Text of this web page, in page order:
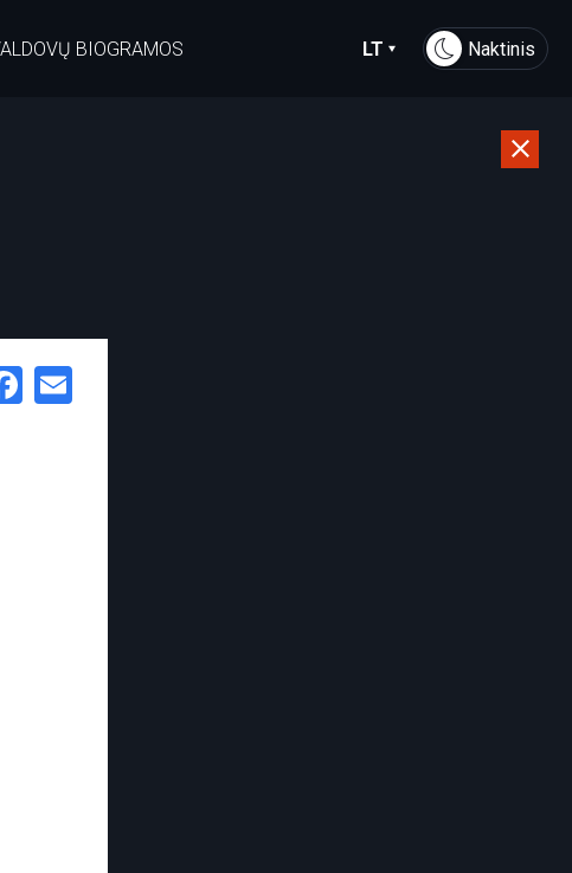
BIOGRAMOS LT Naktinis
Facebook
Email